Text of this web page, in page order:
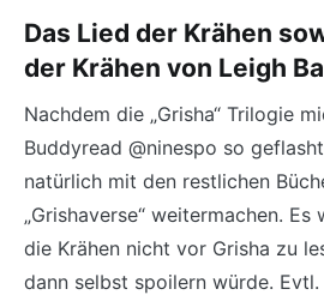
Das Lied der Krähen
der Krähen von Leigh
Nachdem die „Grisha“ Trilogie
Buddyread @ninespo so
natürlich mit den restlichen
„Grishaverse“ weitermachen.
die Krähen nicht vor Grisha zu
dann selbst spoilern würde.